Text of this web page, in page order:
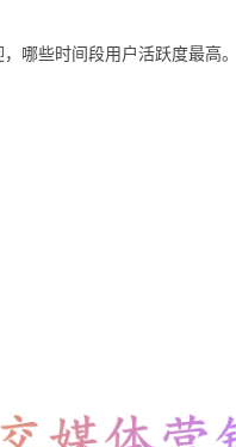
哪些时间段用户活跃度最高